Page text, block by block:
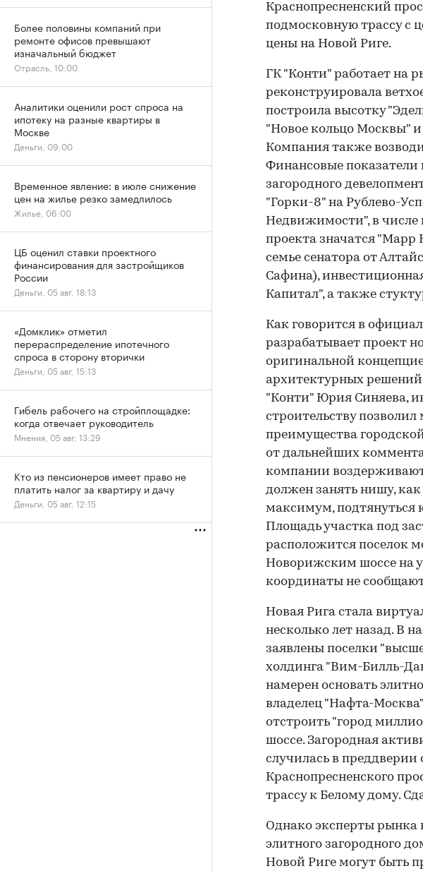
Краснопресненский
подмосковную трассу с
цены на Новой Риге.
ГК "Конти" работает на
реконструировала
построила высотку
"Новое кольцо Москвы"
Компания также
Финансовые
загородного
"Горки-8" на Рублево-
Недвижимости", в числе
проекта значатся
семье сенатора от
Сафина),
Капитал", а также
Как говорится в
разрабатывает проект
оригинальной
архитектурных
"Конти" Юрия Синяева,
строительству
преимущества
от дальнейших
компании
должен занять нишу,
максимум, подтянуться
Площадь участка под
расположится поселок
Новорижским шоссе на
координаты не
Новая Рига стала
несколько лет назад. В
заявлены поселки
холдинга "Вим-Билль-
намерен основать
владелец "Нафта-
отстроить "город
шоссе. Загородная
случилась в преддверии
Краснопресненского
трассу к Белому дому.
Однако эксперты рынка
элитного загородного
Новой Риге могут быть
Более половины компаний при
ремонте офисов превышают
изначальный бюджет
Отрасль, 10:00
Аналитики оценили рост спроса на
ипотеку на разные квартиры в
Москве
Деньги, 09:00
Временное явление: в июле снижение
цен на жилье резко замедлилось
Жилье, 06:00
ЦБ оценил ставки проектного
финансирования для застройщиков
России
Деньги, 05 авг, 18:13
«Домклик» отметил
перераспределение ипотечного
спроса в сторону вторички
Деньги, 05 авг, 15:13
Гибель рабочего на стройплощадке:
когда отвечает руководитель
Мнения, 05 авг, 13:29
Кто из пенсионеров имеет право не
платить налог за квартиру и дачу
Деньги, 05 авг, 12:15